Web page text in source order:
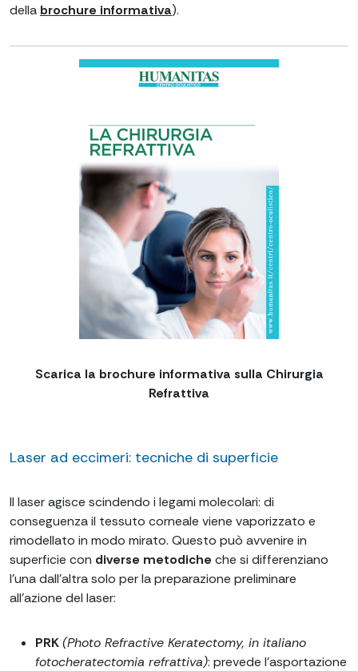
della brochure informativa).
Scarica la brochure informativa sulla Chirurgia
Refrattiva
Laser ad eccimeri: tecniche di superficie
Il laser agisce scindendo i legami molecolari: di
conseguenza il tessuto corneale viene vaporizzato e
rimodellato in modo mirato. Questo può avvenire in
superficie con diverse metodiche che si differenziano
l’una dall’altra solo per la preparazione preliminare
all’azione del laser:
PRK(Photo Refractive Keratectomy, in italiano
fotocheratectomia refrattiva): prevede l’asportazione